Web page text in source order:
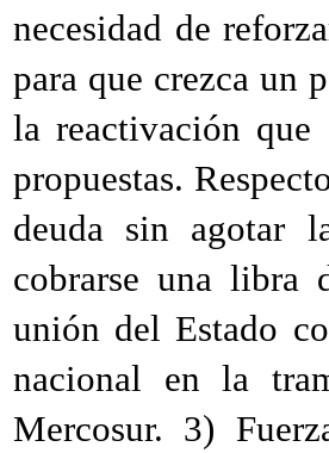
necesidad de
para que crezca un
la reactivación que
propuestas.
deuda sin agotar
cobrarse una libra
unión del Estado
nacional en la
Mercosur. 3)